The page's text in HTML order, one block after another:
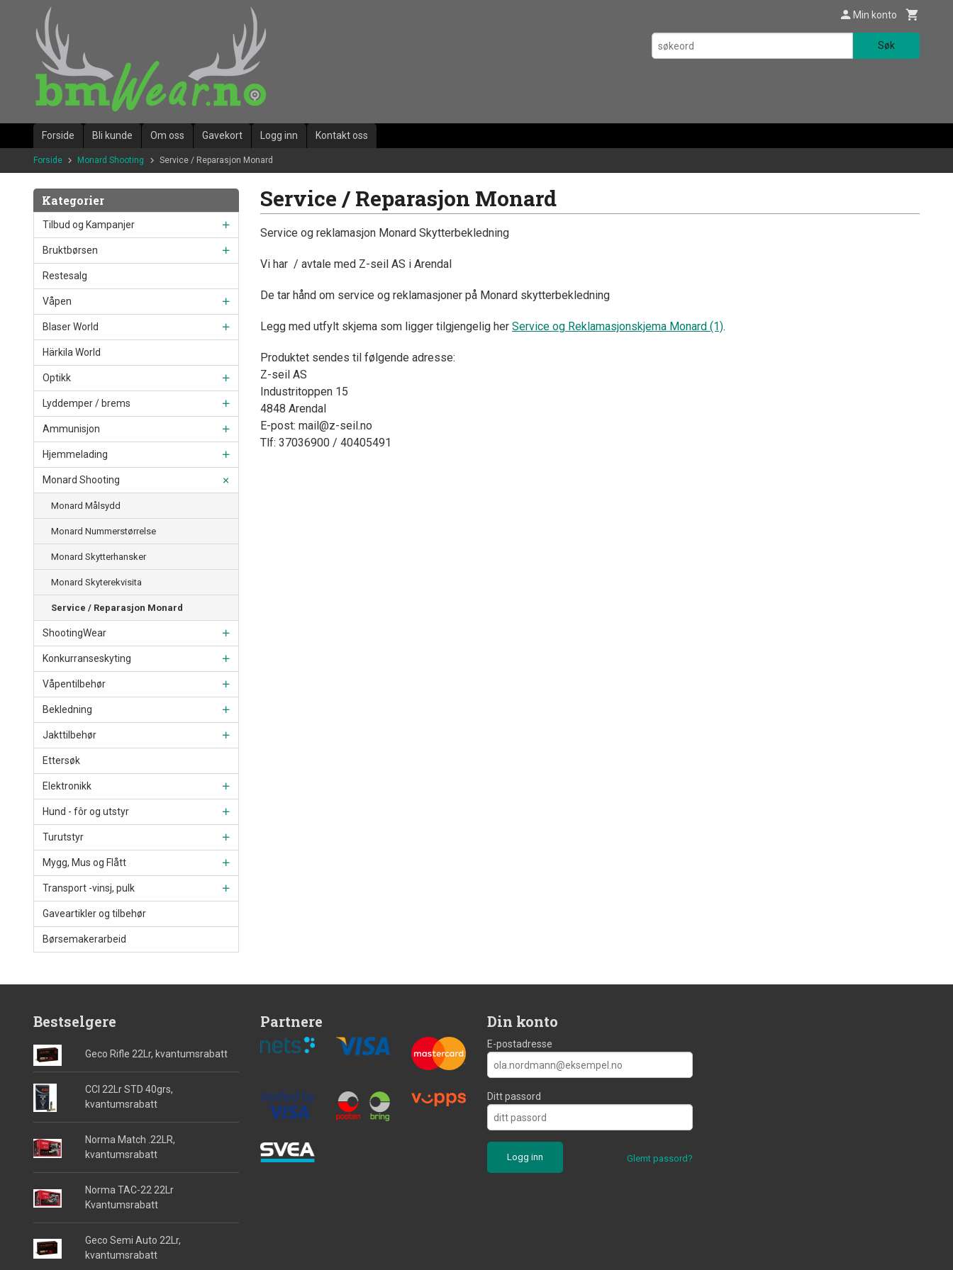
innholdet
Min konto
Søk
Forside Bli kunde Om oss Gavekort Logg inn Kontakt oss
Forside Monard Shooting Service / Reparasjon Monard
Kategorier
Tilbud og Kampanjer
Bruktbørsen
Restesalg
Våpen
Blaser World
Härkila World
Optikk
Lyddemper / brems
Ammunisjon
Hjemmelading
Monard Shooting
Monard Målsydd
Monard Nummerstørrelse
Monard Skytterhansker
Monard Skyterekvisita
Service / Reparasjon Monard
ShootingWear
Konkurranseskyting
Våpentilbehør
Bekledning
Jakttilbehør
Ettersøk
Elektronikk
Hund - fôr og utstyr
Turutstyr
Mygg, Mus og Flått
Transport -vinsj, pulk
Gaveartikler og tilbehør
Børsemakerarbeid
Service / Reparasjon Monard
Service og reklamasjon Monard Skytterbekledning
Vi har / avtale med Z-seil AS i Arendal
De tar hånd om service og reklamasjoner på Monard skytterbekledning
Legg med utfylt skjema som ligger tilgjengelig her Service og Reklamasjonskjema Monard (1).
Produktet sendes til følgende adresse:
Z-seil AS
Industritoppen 15
4848 Arendal
E-post: mail@z-seil.no
Tlf: 37036900 / 40405491
Bestselgere
Geco Rifle 22Lr, kvantumsrabatt
CCI 22Lr STD 40grs,
kvantumsrabatt
Norma Match .22LR,
kvantumsrabatt
Norma TAC-22 22Lr
Kvantumsrabatt
Geco Semi Auto 22Lr,
kvantumsrabatt
Partnere Din konto
E-postadresse
Ditt passord
Glemt passord?